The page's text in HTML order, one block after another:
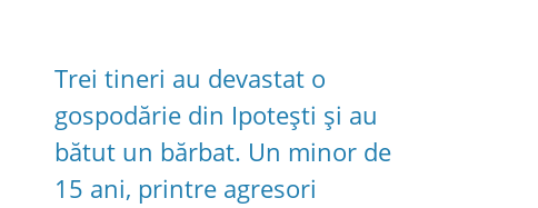
Trei tineri au devastat o
gospodărie din Ipotești și au
bătut un bărbat. Un minor de
15 ani, printre agresori